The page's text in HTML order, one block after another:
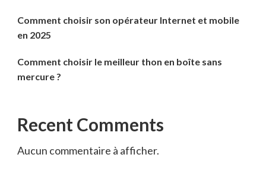
Comment choisir son opérateur Internet et mobile
en 2025
Comment choisir le meilleur thon en boîte sans
mercure ?
Recent Comments
Aucun commentaire à afficher.